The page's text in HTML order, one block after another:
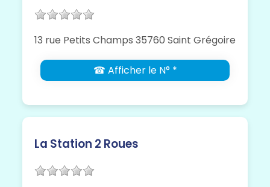
13 rue Petits Champs 35760 Saint Grégoire
☎ Afficher le N° *
La Station 2 Roues